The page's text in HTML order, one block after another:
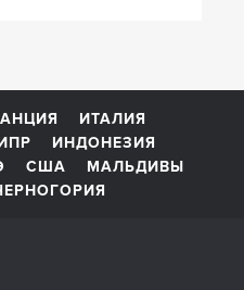
ИТАЛИЯ
ИНДОНЕЗИЯ
США
МАЛЬДИВЫ